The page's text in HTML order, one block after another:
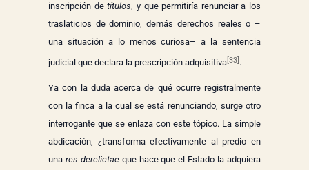
inscripción detítulos, y que permitiría renunciar a los
traslaticios de dominio, demás derechos reales o –
una situación a lo menos curiosa– a la sentencia
judicial que declara la prescripción adquisitiva[33] .
Ya con la duda acerca de qué ocurre registralmente
con la finca a la cual se está renunciando, surge otro
interrogante que se enlaza con este tópico. La simple
abdicación, ¿transforma efectivamente al predio en
una res derelictaeque hace que el Estado la adquiera